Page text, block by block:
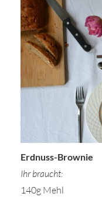
Erdnuss-Brownie
Ihr braucht:
140g Mehl